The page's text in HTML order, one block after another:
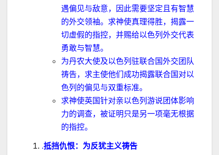
遇偏见与敌意，因此需要坚定且有智慧
的外交领袖。求神使真理得胜，揭露一
切虚假的指控，并赐给以色列外交代表
勇敢与智慧。
为丹农大使及以色列驻联合国外交团队
祷告，求主使他们成功揭露联合国对以
色列的偏见与双重标准。
求神使英国针对亲以色列游说团体影响
力的调查，被证明只是另一项毫无根据
的指控。
.抵挡仇恨：为反犹主义祷告